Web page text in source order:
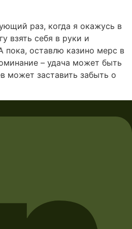
раз, когда я окажусь в
взять себя в руки и
пока, оставлю казино мерс в
– удача может быть
может заставить забыть о